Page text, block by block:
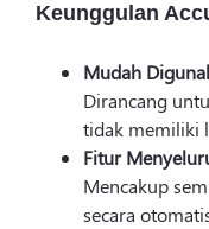
Keunggulan
Mudah
Dirancang
tidak memiliki
Fitur
Mencakup
secara